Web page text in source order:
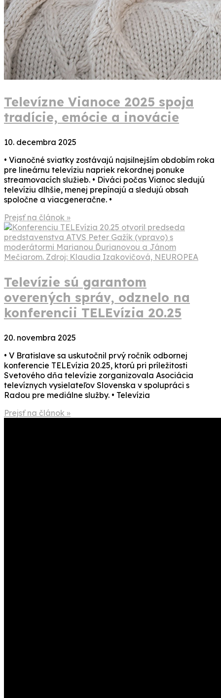
Televízne Vianoce 2025 spoja
tradície, emócie a inovácie
10. decembra 2025
• Vianočné sviatky zostávajú najsilnejším obdobím roka
pre lineárnu televíziu napriek rekordnej ponuke
streamovacích služieb. • Diváci počas Vianoc sledujú
televíziu dlhšie, menej prepínajú a sledujú obsah
spoločne a viacgeneračne. •
Prejsť na článok »
Televízie sú garantom
overených správ, odznelo na
konferencii TELEvízia 20.25
20. novembra 2025
• V Bratislave sa uskutočnil prvý ročník odbornej
konferencie TELEvízia 20.25, ktorú pri príležitosti
Svetového dňa televízie zorganizovala Asociácia
televíznych vysielateľov Slovenska v spolupráci s
Radou pre mediálne služby. • Televízia
Prejsť na článok »